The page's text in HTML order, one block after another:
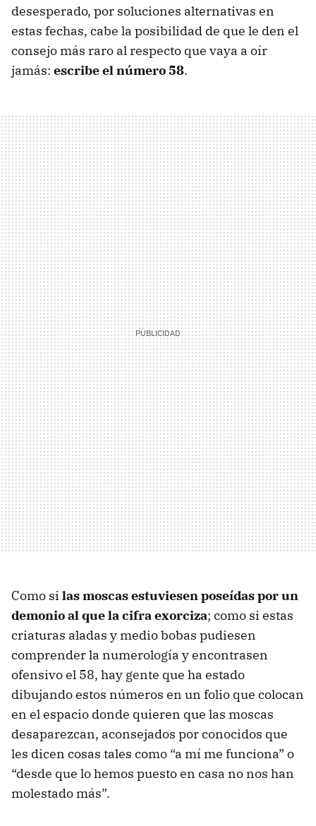
desesperado, por soluciones alternativas en
estas fechas, cabe la posibilidad de que le den el
consejo más raro al respecto que vaya a oír
jamás: escribe el número 58.
Como si las moscas estuviesen poseídas por un
demonio al que la cifra exorciza; como si estas
criaturas aladas y medio bobas pudiesen
comprender la numerología y encontrasen
ofensivo el 58, hay gente que ha estado
dibujando estos números en un folio que colocan
en el espacio donde quieren que las moscas
desaparezcan, aconsejados por conocidos que
les dicen cosas tales como “a mí me funciona” o
“desde que lo hemos puesto en casa no nos han
molestado más”.